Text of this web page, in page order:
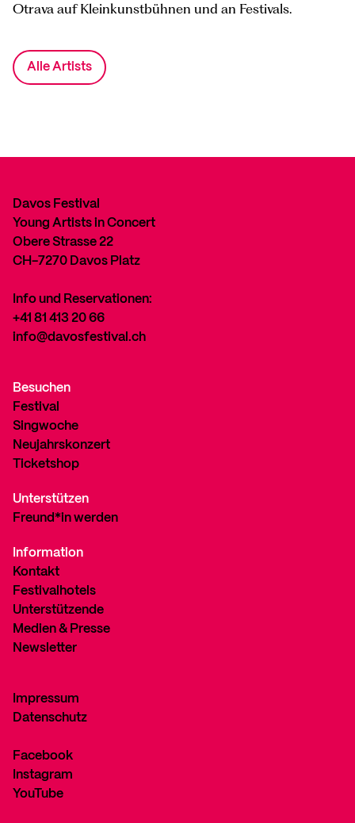
Otrava auf Kleinkunstbühnen und an Festivals.
Alle Artists
Davos Festival
Young Artists in Concert
Obere Strasse 22
CH-7270 Davos Platz
Info und Reservationen:
+41 81 413 20 66
info@davosfestival.ch
Besuchen
Festival
Singwoche
Neujahrskonzert
Ticketshop
Unterstützen
Freund*in werden
Information
Kontakt
Festivalhotels
Unterstützende
Medien & Presse
Newsletter
Impressum
Datenschutz
Facebook
Instagram
YouTube